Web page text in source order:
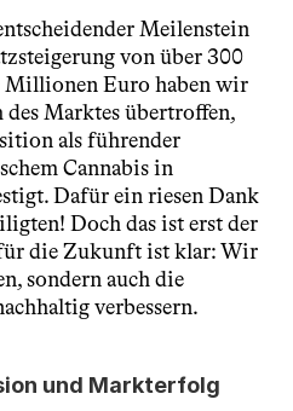
Meilenstein
von über 300
Millionen Euro haben wir
Marktes übertroffen,
als führender
Cannabis in
Dafür ein riesen Dank
Doch das ist erst der
die Zukunft ist klar: Wir
sondern auch die
verbessern.
und Markterfolg